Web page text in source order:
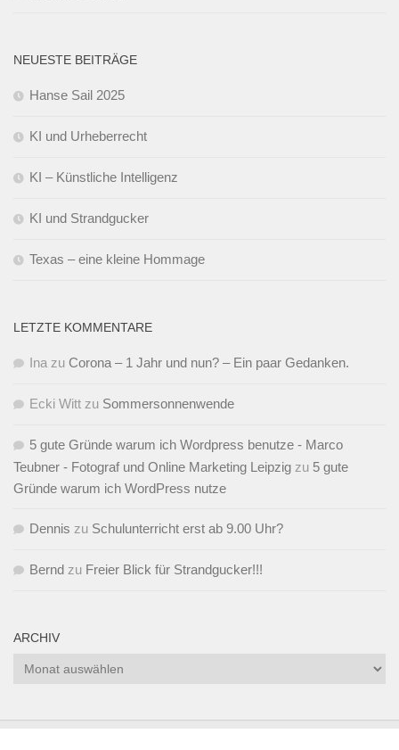
NEUESTE BEITRÄGE
Hanse Sail 2025
KI und Urheberrecht
KI – Künstliche Intelligenz
KI und Strandgucker
Texas – eine kleine Hommage
LETZTE KOMMENTARE
Ina zu Corona – 1 Jahr und nun? – Ein paar Gedanken.
Ecki Witt zu Sommersonnenwende
5 gute Gründe warum ich Wordpress benutze - Marco
Teubner - Fotograf und Online Marketing Leipzig zu 5 gute
Gründe warum ich WordPress nutze
Dennis zu Schulunterricht erst ab 9.00 Uhr?
Bernd zu Freier Blick für Strandgucker!!!
ARCHIV
Archiv